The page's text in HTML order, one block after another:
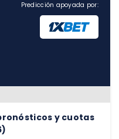
Predicción apoyada por:
y cuotas